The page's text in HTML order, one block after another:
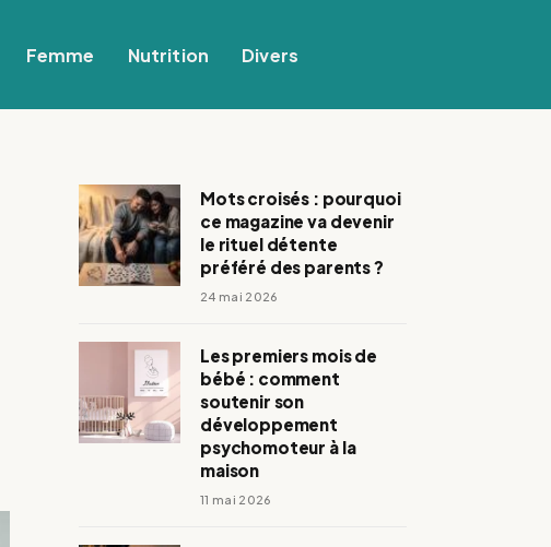
Femme Nutrition Divers
Mots croisés : pourquoi
ce magazine va devenir
le rituel détente
préféré des parents ?
24 mai 2026
Les premiers mois de
bébé : comment
soutenir son
développement
psychomoteur à la
maison
11 mai 2026